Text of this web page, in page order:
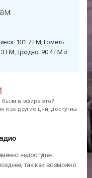
: 101.7 FM, Гомель:
FM, Гродно: 90.4 FM и
были в эфире этой
и за другие дни, доступны
недоступен.
так как возможно